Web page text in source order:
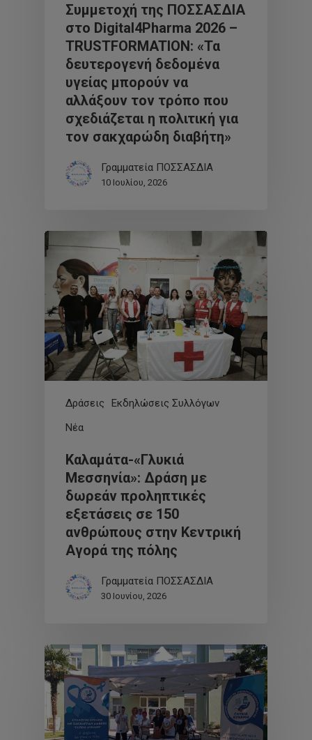
Συμμετοχή της ΠΟΣΣΑΣΔΙΑ
στο Digital4Pharma 2026 –
TRUSTFORMATION: «Τα
δευτερογενή δεδομένα
υγείας μπορούν να
αλλάξουν τον τρόπο που
σχεδιάζεται η πολιτική για
τον σακχαρώδη διαβήτη»
Γραμματεία ΠΟΣΣΑΣΔΙΑ
10 Ιουλίου, 2026
Δράσεις
Εκδηλώσεις Συλλόγων
Νέα
Καλαμάτα-«Γλυκιά
Μεσσηνία»: Δράση με
δωρεάν προληπτικές
εξετάσεις σε 150
ανθρώπους στην Κεντρική
Αγορά της πόλης
Γραμματεία ΠΟΣΣΑΣΔΙΑ
30 Ιουνίου, 2026